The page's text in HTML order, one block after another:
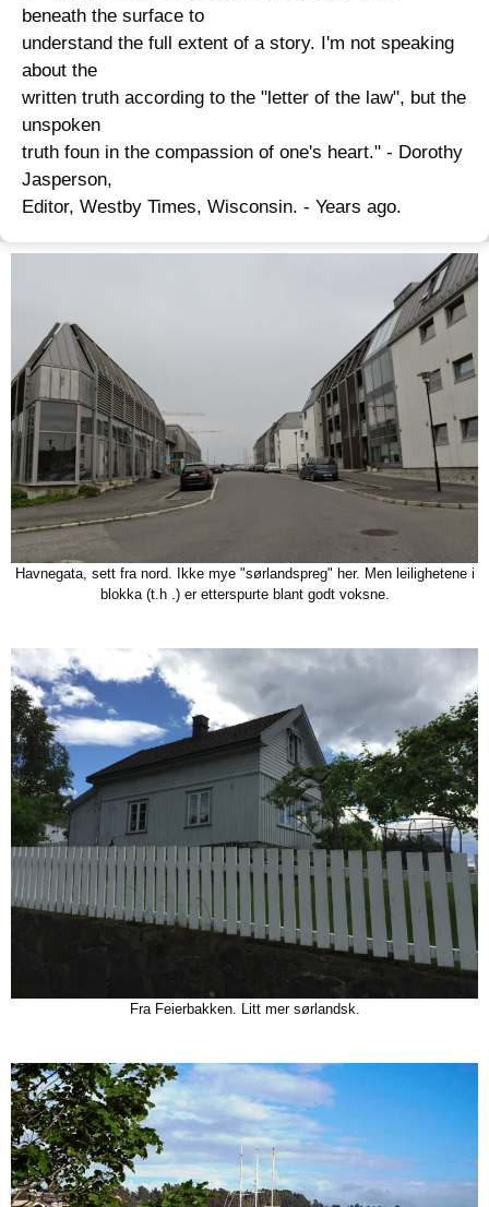
beneath the surface to
understand the full extent of a story. I'm not speaking
about the
written truth according to the "letter of the law", but the
unspoken
truth foun in the compassion of one's heart." - Dorothy
Jasperson,
Editor, Westby Times, Wisconsin. - Years ago.
Havnegata, sett fra nord. Ikke mye "sørlandspreg" her. Men leilighetene i
blokka (t.h .) er etterspurte blant godt voksne.
Fra Feierbakken. Litt mer sørlandsk.